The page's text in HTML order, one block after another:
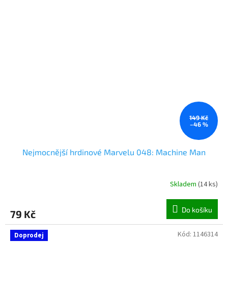
149 Kč
–46 %
Nejmocnější hrdinové Marvelu 048: Machine Man
Skladem (14 ks)
79 Kč Do košíku
Doprodej Kód: 1146314